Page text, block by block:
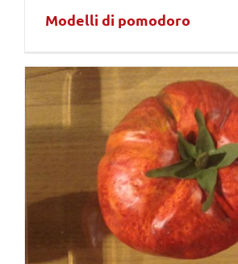
Modelli di pomodoro